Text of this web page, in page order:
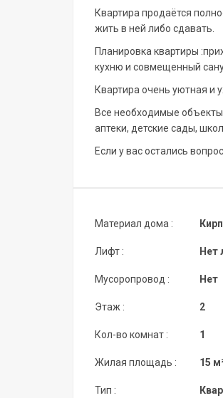
Квартира продаётся
жить в ней либо сдавать.
Планировка квартиры
кухню и совмещенный
Квартира очень уютная и
Все необходимые
аптеки, детские сады,
Если у вас остались
Материал дома :
Лифт :
Мусоропровод :
Этаж :
Кол-во комнат :
Жилая площадь :
Тип :
Нет
Нет
2
1
15